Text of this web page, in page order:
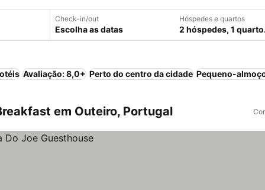
Check-in/out
Escolha as datas
Hóspedes e quartos
2 hóspedes, 1
Avaliação: 8,0+ Perto do centro da cidade Pequeno-
em Outeiro, Portugal